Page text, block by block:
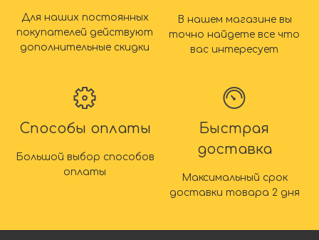
Для наших постоянных
покупателей действуют
дополнительные скидки
В нашем магазине вы
точно найдете все что
вас интересует
Способы оплаты
Большой выбор способов
оплаты
Быстрая
доставка
Максимальный срок
доставки товара 2 дня